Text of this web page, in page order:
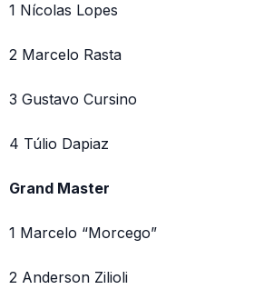
1 Nícolas Lopes
2 Marcelo Rasta
3 Gustavo Cursino
4 Túlio Dapiaz
Grand Master
1 Marcelo “Morcego”
2 Anderson Zilioli